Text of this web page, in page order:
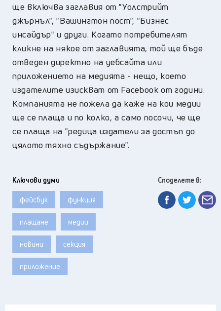
ще включва заглавия от "Уолстрийт
джърнъл", "Вашингтон пост", "Бизнес
инсайдър" и други. Когато потребителят
кликне на някое от заглавията, той ще бъде
отведен директно на уебсайта или
приложението на медията - нещо, което
издателите изискват от Facebook от години.
Компанията не пожела да каже на кои медии
ще се плаща и по колко, а само посочи, че ще
се плаща на "редица издатели за достъп до
цялото тяхно съдържание".
Ключови думи
фейсбук функция
плащане медии
новини секция
приложение
Споделете в: